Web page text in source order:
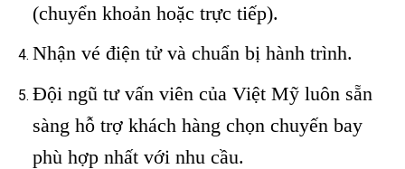
(chuyển khoản hoặc trực tiếp).
Nhận vé điện tử và chuẩn bị hành trình.
Đội ngũ tư vấn viên của Việt Mỹ luôn sẵn
sàng hỗ trợ khách hàng chọn chuyến bay
phù hợp nhất với nhu cầu.